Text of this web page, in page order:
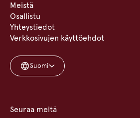
Meistä
Osallistu
Yhteystiedot
Verkkosivujen käyttöehdot
Suomi
Seuraa meitä